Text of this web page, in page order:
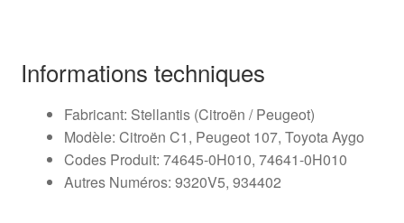
Informations techniques
Fabricant: Stellantis (Citroën / Peugeot)
Modèle: Citroën C1, Peugeot 107, Toyota Aygo
Codes Produit: 74645-0H010, 74641-0H010
Autres Numéros: 9320V5, 934402